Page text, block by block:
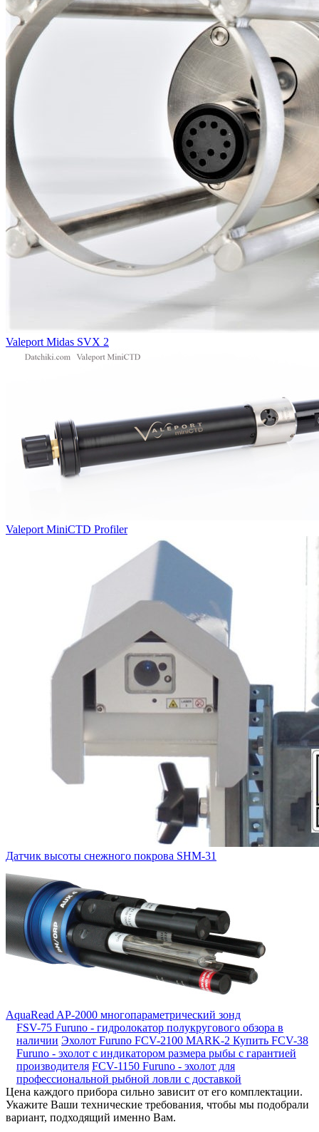
Valeport Midas SVX 2
Valeport MiniCTD Profiler
Датчик высоты снежного покрова SHM-31
AquaRead AP-2000 многопараметрический зонд
FSV-75 Furuno - гидролокатор полукругового обзора в
наличии Эхолот Furuno FCV-2100 MARK-2 Купить FCV-38
Furuno - эхолот с индикатором размера рыбы с гарантией
производителя FCV-1150 Furuno - эхолот для
профессиональной рыбной ловли с доставкой
Цена каждого прибора сильно зависит от его комплектации.
Укажите Ваши технические требования, чтобы мы подобрали
вариант, подходящий именно Вам.